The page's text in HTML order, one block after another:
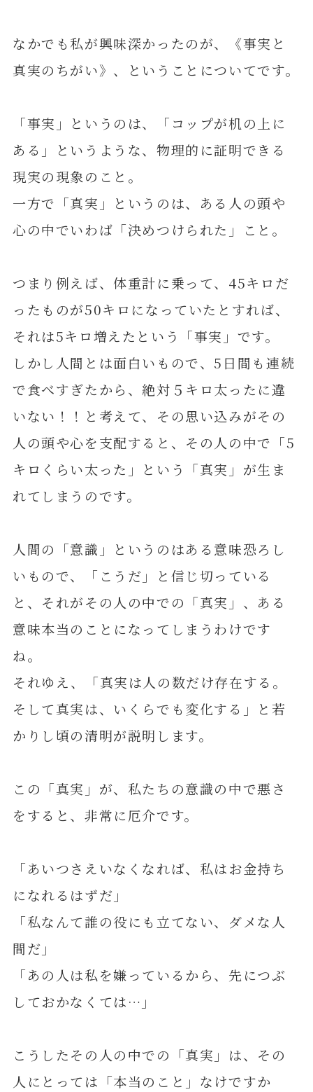
なかでも私が興味深かったのが、《事実と
真実のちがい》、ということについてです。
「事実」というのは、「コップが机の上に
ある」というような、物理的に証明できる
現実の現象のこと。
一方で「真実」というのは、ある人の頭や
心の中でいわば「決めつけられた」こと。
つまり例えば、体重計に乗って、45キロだ
ったものが50キロになっていたとすれば、
それは5キロ増えたという「事実」です。
しかし人間とは面白いもので、5日間も連続
で食べすぎたから、絶対５キロ太ったに違
いない！！と考えて、その思い込みがその
人の頭や心を支配すると、その人の中で「5
キロくらい太った」という「真実」が生ま
れてしまうのです。
人間の「意識」というのはある意味恐ろし
いもので、「こうだ」と信じ切っている
と、それがその人の中での「真実」、ある
意味本当のことになってしまうわけです
ね。
それゆえ、「真実は人の数だけ存在する。
そして真実は、いくらでも変化する」と若
かりし頃の清明が説明します。
この「真実」が、私たちの意識の中で悪さ
をすると、非常に厄介です。
「あいつさえいなくなれば、私はお金持ち
になれるはずだ」
「私なんて誰の役にも立てない、ダメな人
間だ」
「あの人は私を嫌っているから、先につぶ
しておかなくては…」
こうしたその人の中での「真実」は、その
人にとっては「本当のこと」なけですか